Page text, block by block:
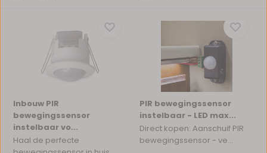
Inbouw PIR
bewegingssensor
instelbaar vo...
Haal de perfecte
PIR bewegingssensor
instelbaar - LED max...
Direct kopen: Aanschuif PIR
bewegingssensor - ve...